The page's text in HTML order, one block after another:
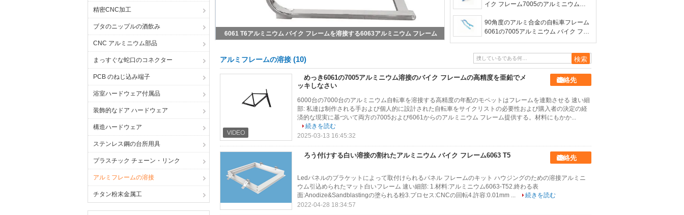
精密CNC加工
ブタのニップルの酒飲み
CNC アルミニウム部品
まっすぐな蛇口のコネクター
PCB のねじ込み端子
浴室ハードウェア付属品
装飾的なドア ハードウェア
構造ハードウェア
ステンレス鋼の台所用具
プラスチック チェーン・リンク
アルミフレームの溶接
チタン粉末金属工
陽極酸化の割れた溶接アルミニウム バイク フレーム7005のアルミニウム放出のプ
ロフィール
イク フレーム7005のアルミニウム放
90角度のアルミ合金の自転車フレーム
6061の7005アルミニウム バイク フレ
アルミフレームの溶接 (10)
めっき6061の7005アルミニウム溶接のバイク フレームの高精度を亜鉛でメ
ッキしなさい
連絡先
6000台の7000台のアルミニウム自転車を溶接する高精度の年配のモペットはフレームを連動させる 速い細
部: 私達は制作される手および個人的に設計された自転車をサイクリストの必要性および購入者の決定の経
済的な現実に基づいて両方の7005および6061からのアルミニウム フレーム提供する。材料にもかか...
続きを読む
2025-03-13 16:45:32
ろう付けする白い溶接の割れたアルミニウム バイク フレーム6063 T5 連絡先
Ledパネルのブラケットによって取付けられるパネル フレームのキット ハウジングのための溶接アルミニ
ウム引込められたマット白いフレーム 速い細部: 1.材料:アルミニウム6063-T52.終わる表
面:Anodize&Sandblastingの塗られる粉3.プロセス:CNCの回転4.許容:0.01mm ...
続きを読む
2022-04-28 18:34:57